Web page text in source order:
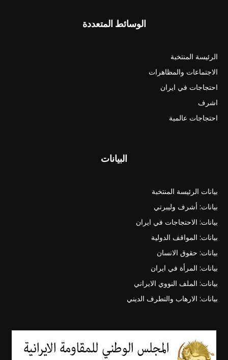
الوسائط المتعددة
الرئيسة المنتخبة
الاجتماعات والمظاهرات
احتجاجات في ايران
اشرف
احتجاجات عالمية
البيانات
بيانات الرئيسة المنتخبة
بيانات: أشرف وليبرتي
بيانات: الاحتجاجات في ايران
بيانات: المواقف الدولية
بيانات: حقوق الانسان
بيانات: المرأة في ايران
بيانات: الملف النووي الايراني
بيانات: الارهاب والتطرف الديني